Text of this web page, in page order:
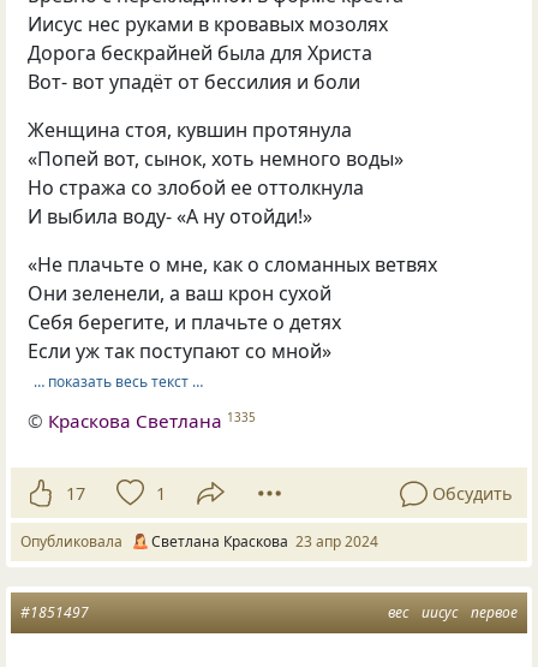
Иисус нес руками в кровавых мозолях
Дорога бескрайней была для Христа
Вот- вот упадёт от бессилия и боли
Женщина стоя, кувшин протянула
«Попей вот, сынок, хоть немного воды»
Но стража со злобой ее оттолкнула
И выбила воду- «А ну отойди!»
«Не плачьте о мне, как о сломанных ветвях
Они зеленели, а ваш крон сухой
Себя берегите, и плачьте о детях
Если уж так поступают со мной»
… показать весь текст …
© Краскова Светлана 1335
17 1 Обсудить
Опубликовала Светлана Краскова 23 апр 2024
вес иисус первое
#1851497